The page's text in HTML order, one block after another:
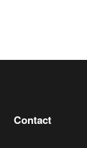
Contact